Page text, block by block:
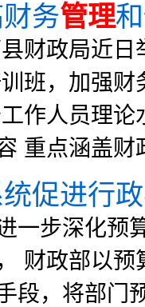
务管理
财政局近日
班，加强财
作人员理
重点涵盖
促进行
一步深化预
财政部以预
段，将部门